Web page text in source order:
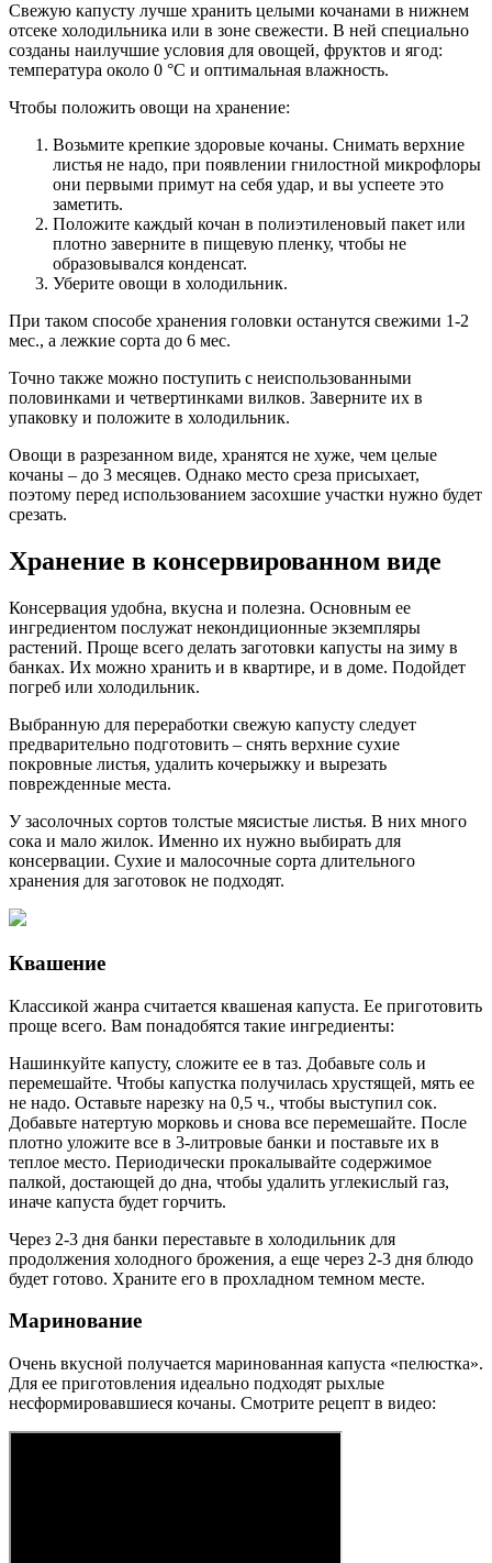
Свежую капусту лучше хранить целыми кочанами в нижнем
отсеке холодильника или в зоне свежести. В ней специально
созданы наилучшие условия для овощей, фруктов и ягод:
температура около 0 °С и оптимальная влажность.
Чтобы положить овощи на хранение:
Возьмите крепкие здоровые кочаны. Снимать верхние
листья не надо, при появлении гнилостной микрофлоры
они первыми примут на себя удар, и вы успеете это
заметить.
Положите каждый кочан в полиэтиленовый пакет или
плотно заверните в пищевую пленку, чтобы не
образовывался конденсат.
Уберите овощи в холодильник.
При таком способе хранения головки останутся свежими 1-2
мес., а лежкие сорта до 6 мес.
Точно также можно поступить с неиспользованными
половинками и четвертинками вилков. Заверните их в
упаковку и положите в холодильник.
Овощи в разрезанном виде, хранятся не хуже, чем целые
кочаны – до 3 месяцев. Однако место среза присыхает,
поэтому перед использованием засохшие участки нужно будет
срезать.
Хранение в консервированном виде
Консервация удобна, вкусна и полезна. Основным ее
ингредиентом послужат некондиционные экземпляры
растений. Проще всего делать заготовки капусты на зиму в
банках. Их можно хранить и в квартире, и в доме. Подойдет
погреб или холодильник.
Выбранную для переработки свежую капусту следует
предварительно подготовить – снять верхние сухие
покровные листья, удалить кочерыжку и вырезать
поврежденные места.
У засолочных сортов толстые мясистые листья. В них много
сока и мало жилок. Именно их нужно выбирать для
консервации. Сухие и малосочные сорта длительного
хранения для заготовок не подходят.
Квашение
Классикой жанра считается квашеная капуста. Ее приготовить
проще всего. Вам понадобятся такие ингредиенты:
Нашинкуйте капусту, сложите ее в таз. Добавьте соль и
перемешайте. Чтобы капустка получилась хрустящей, мять ее
не надо. Оставьте нарезку на 0,5 ч., чтобы выступил сок.
Добавьте натертую морковь и снова все перемешайте. После
плотно уложите все в 3-литровые банки и поставьте их в
теплое место. Периодически прокалывайте содержимое
палкой, достающей до дна, чтобы удалить углекислый газ,
иначе капуста будет горчить.
Через 2-3 дня банки переставьте в холодильник для
продолжения холодного брожения, а еще через 2-3 дня блюдо
будет готово. Храните его в прохладном темном месте.
Маринование
Очень вкусной получается маринованная капуста «пелюстка».
Для ее приготовления идеально подходят рыхлые
несформировавшиеся кочаны. Смотрите рецепт в видео: